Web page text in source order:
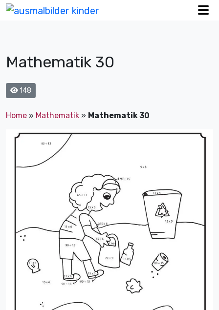
Mathematik 30
148
Home » Mathematik » Mathematik 30